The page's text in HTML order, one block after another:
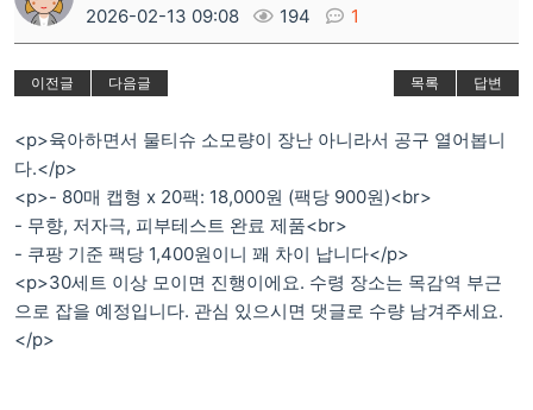
2026-02-13 09:08
194 1
이전글 다음글 목록 답변
<p>육아하면서 물티슈 소모량이 장난 아니라서 공구 열어봅니
다.</p>
<p>- 80매 캡형 x 20팩: 18,000원 (팩당 900원)<br>
- 무향, 저자극, 피부테스트 완료 제품<br>
- 쿠팡 기준 팩당 1,400원이니 꽤 차이 납니다</p>
<p>30세트 이상 모이면 진행이에요. 수령 장소는 목감역 부근
으로 잡을 예정입니다. 관심 있으시면 댓글로 수량 남겨주세요.
</p>